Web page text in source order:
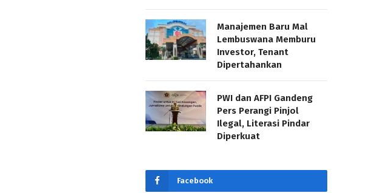
Manajemen Baru Mal
Lembuswana Memburu
Investor, Tenant
Dipertahankan
PWI dan AFPI Gandeng
Pers Perangi Pinjol
Ilegal, Literasi Pindar
Diperkuat
Facebook